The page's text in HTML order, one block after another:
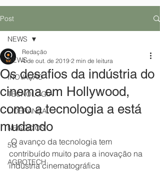
Post
NEWS
INOVAÇÃO
TECNOLOGIA
LIDERANÇA
NEGÓCIOS
5G
AGROTECH
NEWS
Os desafios da indústria do
cinema em Hollywood,
como a tecnologia a está
mudando
Redação
4 de out. de 2019 2 min de leitura
O avanço da tecnologia tem
contribuído muito para a inovação na
indústria cinematográfica